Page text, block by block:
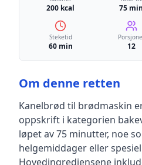
200 kcal 75 min
Steketid
60 min 12
Om denne retten
Kanelbrød til brødmaskin
oppskrift i kategorien
løpet av 75 minutter, noe
helgemiddager eller
Hovedingrediensene